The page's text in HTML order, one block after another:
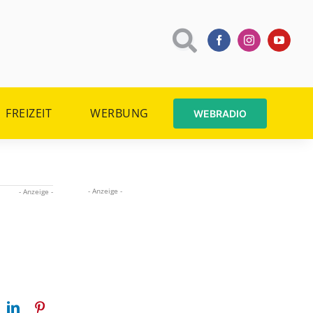
FREIZEIT WERBUNG WEBRADIO
- Anzeige - - Anzeige -